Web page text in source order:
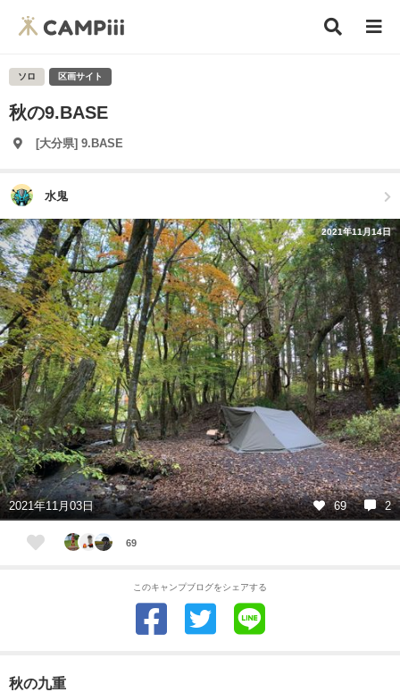
ソロ 区画サイト
秋の9.BASE
[大分県] 9.BASE
水鬼
2021年11月14日
2021年11月03日 69 2
69
このキャンプブログをシェアする
秋の九重